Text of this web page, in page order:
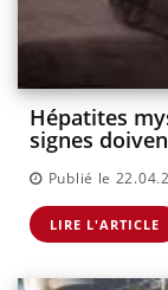
Hépatites
signes
Publié le
LIRE L'ARTICLE